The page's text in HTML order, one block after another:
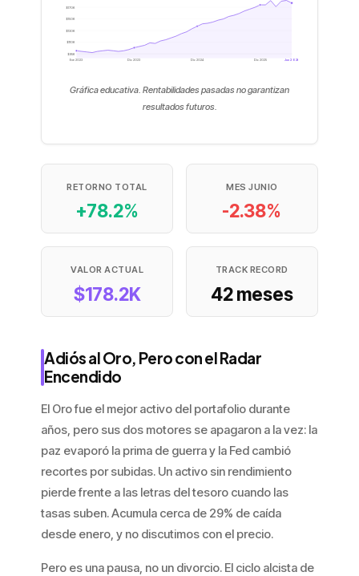
$170K
$150K
$130K
$110K
$95K
Ene 2023 Dic 2023 Dic 2024 Dic 2025 Jun 2026
Gráfica educativa. Rentabilidades pasadas no garantizan
resultados futuros.
RETORNO TOTAL
+78.2%
MES JUNIO
-2.38%
VALOR ACTUAL
$178.2K
TRACK RECORD
42 meses
Adiós al Oro, Pero con el Radar
Encendido
El Oro fue el mejor activo del portafolio durante
años, pero sus dos motores se apagaron a la vez: la
paz evaporó la prima de guerra y la Fed cambió
recortes por subidas. Un activo sin rendimiento
pierde frente a las letras del tesoro cuando las
tasas suben. Acumula cerca de 29% de caída
desde enero, y no discutimos con el precio.
Pero es una pausa, no un divorcio. El ciclo alcista de